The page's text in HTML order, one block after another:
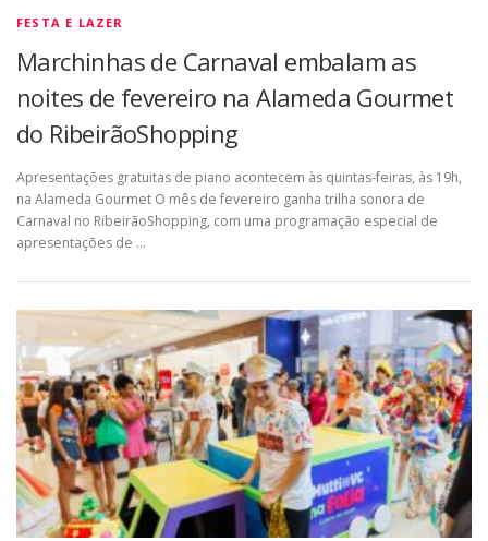
FESTA E LAZER
Marchinhas de Carnaval embalam as
noites de fevereiro na Alameda Gourmet
do RibeirãoShopping
Apresentações gratuitas de piano acontecem às quintas-feiras, às 19h,
na Alameda Gourmet O mês de fevereiro ganha trilha sonora de
Carnaval no RibeirãoShopping, com uma programação especial de
apresentações de …